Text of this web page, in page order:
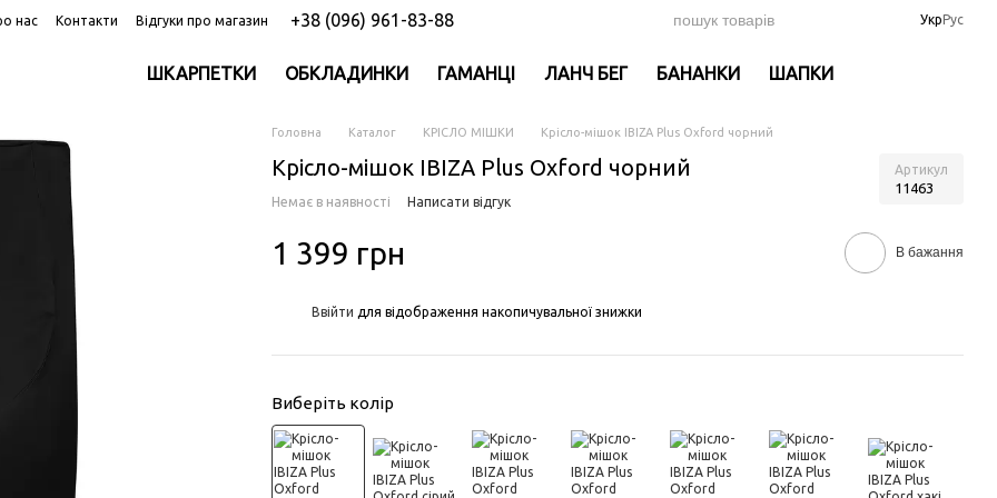
нас Контакти Відгуки про магазин +38 (096) 961-83-88 УкрРус
ШКАРПЕТКИ ОБКЛАДИНКИ ГАМАНЦІ ЛАНЧ БЕГ БАНАНКИ ШАПКИ
Головна Каталог КРІСЛО МІШКИ Крісло-мішок IBIZA Plus Oxford чорний
Крісло-мішок IBIZA Plus Oxford чорний Артикул
11463
Немає в наявності Написати відгук
1 399 грн В бажання
Ввійти для відображення накопичувальної знижки
Виберіть колір